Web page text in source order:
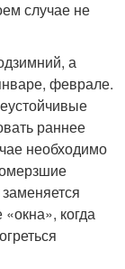
случае не
а
феврале.
раннее
необходимо
когда